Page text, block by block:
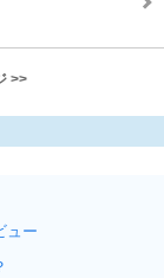
>>
ュー